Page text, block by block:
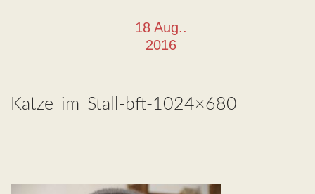
18 Aug..
2016
Katze_im_Stall-bft-1024×680